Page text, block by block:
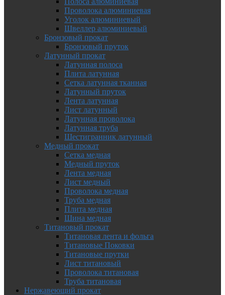
Проволока алюминиевая
Уголок алюминиевый
Швеллер алюминиевый
Бронзовый прокат
Бронзовый пруток
Латунный прокат
Латунная полоса
Плита латунная
Сетка латунная тканная
Латунный пруток
Лента латунная
Лист латунный
Латунная проволока
Латунная труба
Шестигранник латунный
Медный прокат
Сетка медная
Медный пруток
Лента медная
Лист медный
Проволока медная
Труба медная
Плита медная
Шина медная
Титановый прокат
Титановая лента и фольга
Титановые Поковки
Титановые прутки
Лист титановый
Проволока титановая
Труба титановая
Нержавеющий прокат